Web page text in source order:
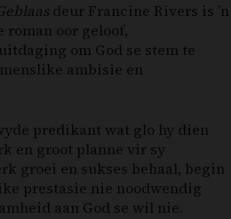
deur Francine Rivers is ’n
oor geloof,
om God se stem te
ambisie en
predikant wat glo hy dien
en groot planne vir sy
groei en sukses behaal, begin
prestasie nie noodwendig
aan God se wil nie.